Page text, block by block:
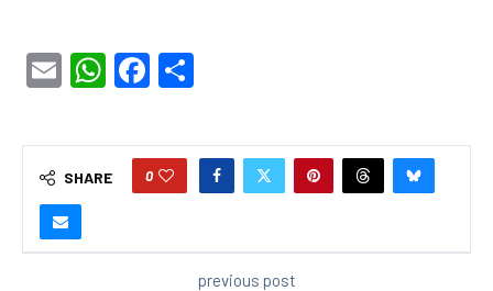
EmailWhatsApp
Facebook
SHARE 0
previous post